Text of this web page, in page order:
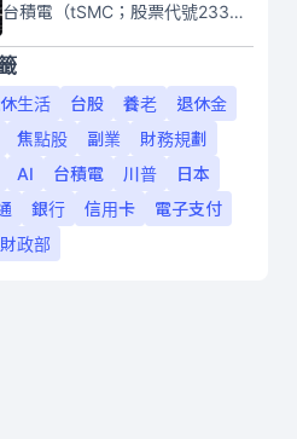
台積電（tSMC；股票代號2330）是全球領先的半導體代工公司，成立於1987年，總部位於台灣新竹。且已於美國、日本、德國及中國設廠，台積電是全球首家專業積體電路製造服務公司，也是全球最先進和最大規模的半導體代工廠。
生活 台股 養老
退休金
焦點股 副業
財務規劃
AI 台積電 川普
日本
銀行 信用卡
電子支付
財政部